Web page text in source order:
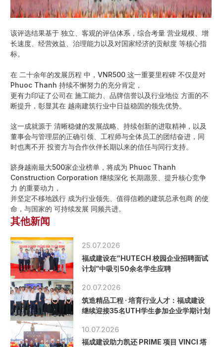
该评选结果基于 独立、客观的评估体系，综合考量 营业规模、增
长速度、经营效益、治理能力以及对国家经济的贡献度 等核心指
标。
在 二十余年的发展历程 中，VNR500 这一重要里程碑 不仅是对
Phuoc Thanh 持续不懈努力的充分肯定，
更有力印证了公司在 施工能力、品牌信誉以及行业地位 方面的不
断提升，彰显其在 越南建筑行业中日益稳固的领先优势。
这一成就源于 清晰稳健的发展战略、持续创新的进取精神，以及
董事会与管理层的正确引领、工程师与全体员工的团结奋进，同
时也离不开 投资方与合作伙伴长期以来的信任与同行支持。
跻身越南最大500家企业榜单，将成为 Phuoc Thanh
Construction Corporation 继续深化 长期愿景、提升核心竞争
力 的重要动力，
并坚定不移地践行 成为行业领先、值得信赖的建筑总承包商 的使
命，与国家的 可持续发展 同频共进。
其他新闻
25.07.2026
福成建设在“HUTECH 校园企业招聘面试
计划”中吸引50余名学生应聘
20.07.2026
筑造精品工程 · 培育行业人才：福成建设
继续迎接35名UTH学生参加企业学期计划
10.07.2026
福成建设助力凯还 PRIME 项目 VINCI 塔